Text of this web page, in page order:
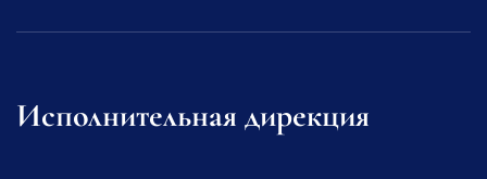
Исполнительная дирекция